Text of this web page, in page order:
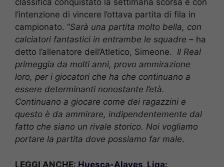
classifica conquistato la settimana scorsa e con
l’intenzione di vincere l’ottava partita di fila in
campionato. “Sarà una partita molto bella, con
calciatori fantastici in entrambe le squadre – ha
detto l’allenatore dell’Atletico, Simeone. Il Real
primeggia da molti anni, provo ammirazione
loro, per i giocatori che ha che continuano a
essere determinanti nonostante l’età.
Continuano a giocare come dei ragazzini e
questo è da ammirare, indipendentemente dal
fatto che siano un rivale storico. Noi vogliamo
portare la partita dove possiamo far male.
LEGGI ANCHE: Huesca-Alaves, Liga: